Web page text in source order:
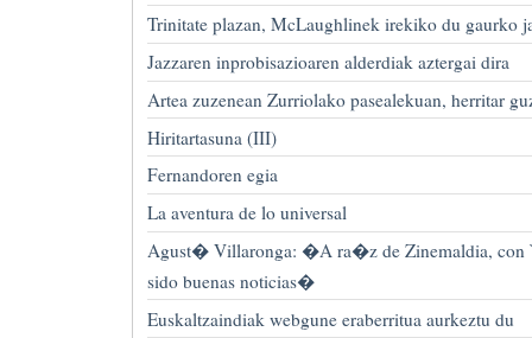
Trinitate plazan, McLaughlinek irekiko du gaurko
Jazzaren inprobisazioaren alderdiak aztergai dira
Artea zuzenean Zurriolako pasealekuan, herritar
Hiritartasuna (III)
Fernandoren egia
La aventura de lo universal
Agust� Villaronga: �A ra�z de Zinemaldia, con
sido buenas noticias�
Euskaltzaindiak webgune eraberritua aurkeztu du